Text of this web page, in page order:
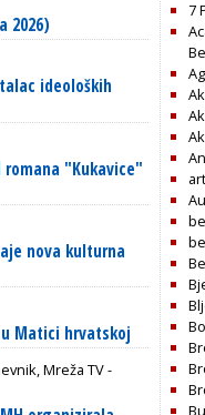
2026)
ideoloških
"Kukavice"
nova kulturna
Matici hrvatskoj
Mreža TV -
7